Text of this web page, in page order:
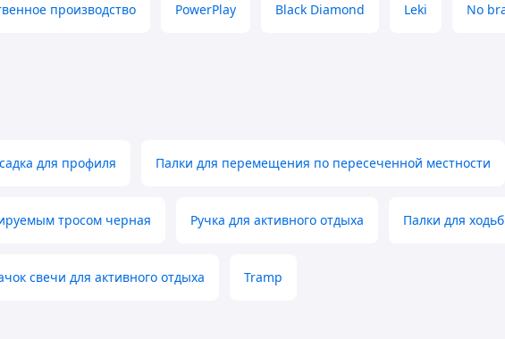
производство PowerPlay Black Diamond Leki No
для профиля Палки для перемещения по пересеченной местности
тросом черная Ручка для активного отдыха Палки для
свечи для активного отдыха Tramp